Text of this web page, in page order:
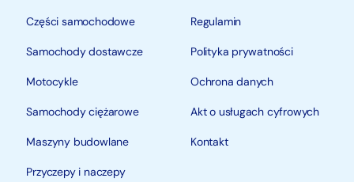
Części samochodowe
Samochody dostawcze
Motocykle
Samochody ciężarowe
Maszyny budowlane
Przyczepy i naczepy
Regulamin
Polityka prywatności
Ochrona danych
Akt o usługach cyfrowych
Kontakt